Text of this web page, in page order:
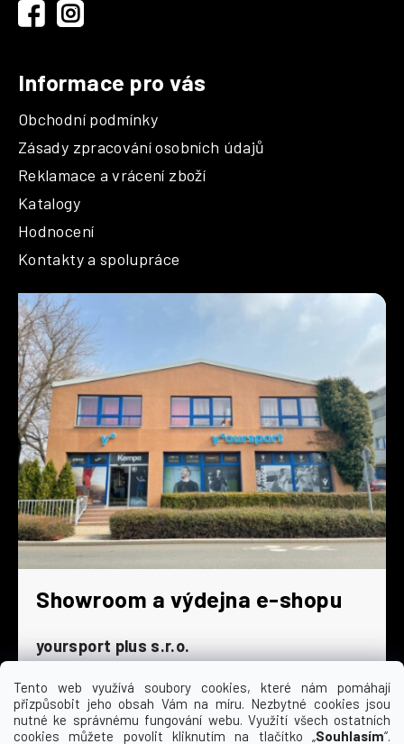
Tento web využívá soubory cookies, které nám pomáhají
přizpůsobit jeho obsah Vám na míru. Nezbytné cookies jsou
nutné ke správnému fungování webu. Využití všech ostatních
cookies můžete povolit kliknutím na tlačítko „Souhlasím“.
v
i
s
u
Informace pro vás
Obchodní podmínky
Zásady zpracování osobních údajů
Reklamace a vrácení zboží
Katalogy
Hodnocení
Kontakty a spolupráce
Showroom a výdejna e-shopu
yoursport plus s.r.o.
Dyjská 845/4
196 00 Praha 9 - Čakovice
Po - Čt
9:00 - 16:30